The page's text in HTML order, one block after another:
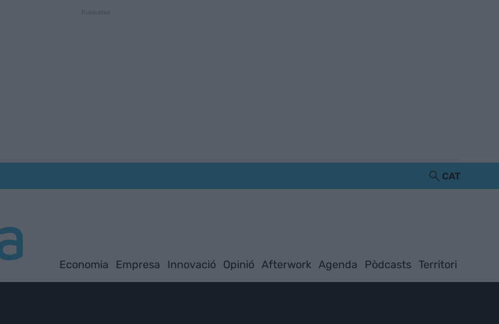
CAT
Economia Empresa Innovació Opinió Afterwork Agenda Pòdcasts Territori